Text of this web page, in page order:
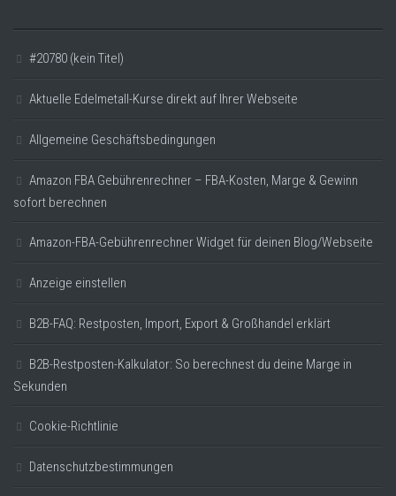
#20780 (kein Titel)
Aktuelle Edelmetall-Kurse direkt auf Ihrer Webseite
Allgemeine Geschäftsbedingungen
Amazon FBA Gebührenrechner – FBA-Kosten, Marge & Gewinn
sofort berechnen
Amazon-FBA-Gebührenrechner Widget für deinen Blog/Webseite
Anzeige einstellen
B2B-FAQ: Restposten, Import, Export & Großhandel erklärt
B2B-Restposten-Kalkulator: So berechnest du deine Marge in
Sekunden
Cookie-Richtlinie
Datenschutzbestimmungen